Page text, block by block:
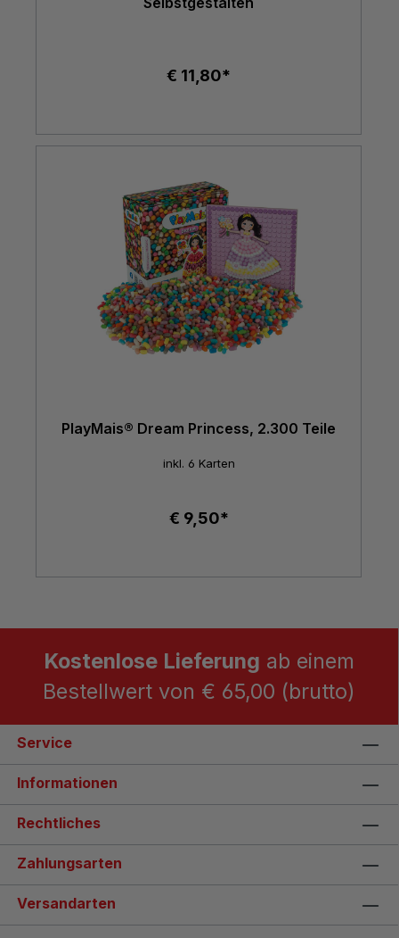
€ 11,80*
PlayMais® Dream Princess, 2.300 Teile
inkl. 6 Karten
€ 9,50*
Kostenlose Lieferung ab einem
Bestellwert von € 65,00 (brutto)
Service
Informationen
Rechtliches
Zahlungsarten
Versandarten